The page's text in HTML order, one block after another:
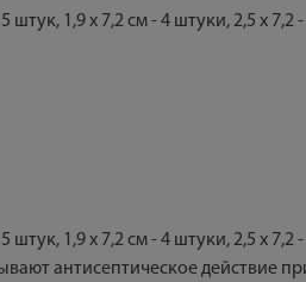
1,9 х 7,2 см - 4 штуки, 2,5 х 7,2 -
1,9 х 7,2 см - 4 штуки, 2,5 х 7,2 -
антисептическое действие